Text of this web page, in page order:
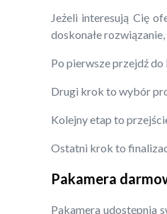
Jeżeli interesują Cię
doskonałe
Po pierwsze przejdź
Drugi krok to wybór
Kolejny etap to
Ostatni krok to
Pakamera
Pakamera udostępnia